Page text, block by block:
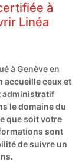
à
Linéa
à Genève en
accueille ceux et
administratif
le domaine du
que soit votre
sont
de suivre un